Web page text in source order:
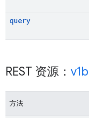
query
REST 资源：
方法